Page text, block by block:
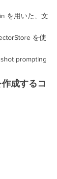
を用いた、文
を使
prompting
成するコ